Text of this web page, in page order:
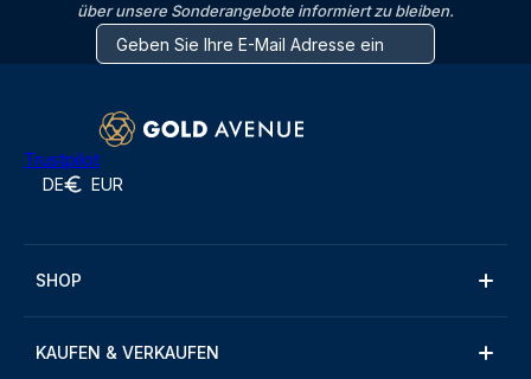
über unsere Sonderangebote informiert zu bleiben.
Trustpilot
DE EUR
SHOP
KAUFEN & VERKAUFEN